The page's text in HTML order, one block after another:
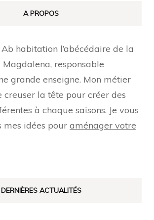
A PROPOS
habitation l’abécédaire de la
Magdalena, responsable
grande enseigne. Mon métier
creuser la tête pour créer des
à chaque saisons. Je vous
idées pour aménager votre
DERNIÈRES ACTUALITÉS